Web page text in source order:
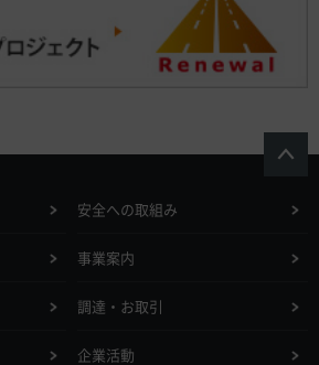
安全への取組み
事業案内
調達・お取引
企業活動